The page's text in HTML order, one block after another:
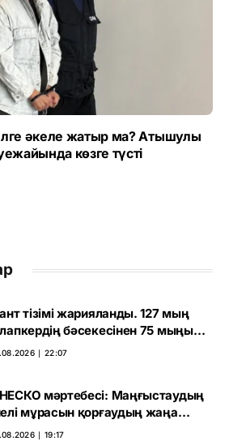
әкеле жатыр ма? Атышулы
көзге түсті
тізімі жарияланды. 127 мың
бәсекесінен 75 мыңы
∣ 22:07
мәртебесі: Маңғыстаудың
мұрасын қорғаудың жаңа
басталды
∣ 19:17